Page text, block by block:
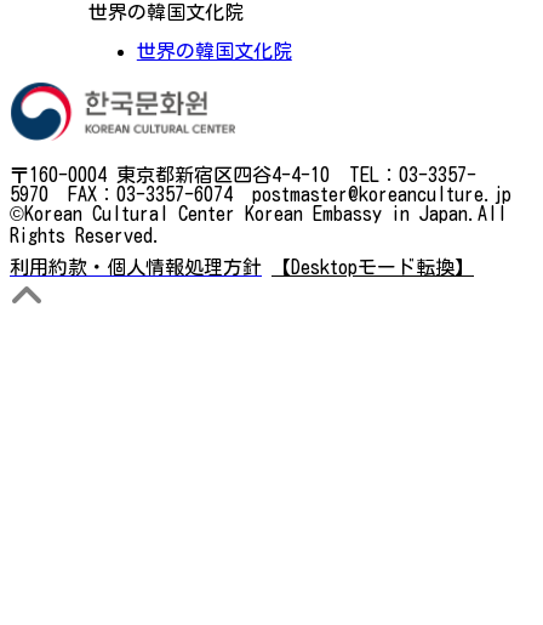
世界の韓国文化院
世界の韓国文化院
〒160-0004 東京都新宿区四谷4-4-10 TEL：03-3357-
5970 FAX：03-3357-6074 postmaster@koreanculture.jp
©Korean Cultural Center Korean Embassy in Japan.All
Rights Reserved.
利用約款・個人情報処理方針
【Desktopモード転換】